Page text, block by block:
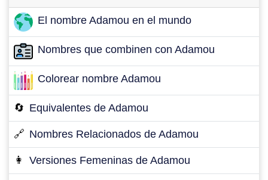
El nombre Adamou en el mundo
Nombres que combinen con Adamou
Colorear nombre Adamou
🔄 Equivalentes de Adamou
🔗 Nombres Relacionados de Adamou
👩 Versiones Femeninas de Adamou